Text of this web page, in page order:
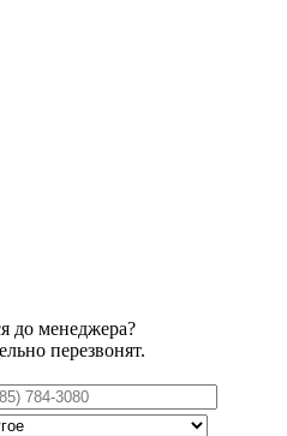
до менеджера?
перезвонят.